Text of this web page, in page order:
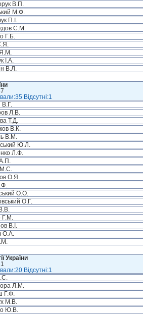
В.П.
М.Ф.
П.І.
С.М.
Г.Б.
І.А.
В.Л.
Відсутні:1
В.Г.
Л.В.
Т.Д.
В.К.
В.М.
Ю.Л.
Л.Ф.
О.Я.
О.О.
О.Г.
Г.М.
В.І.
О.А.
України
Відсутні:1
Л.М.
Г.Ф.
М.В.
Ю.В.